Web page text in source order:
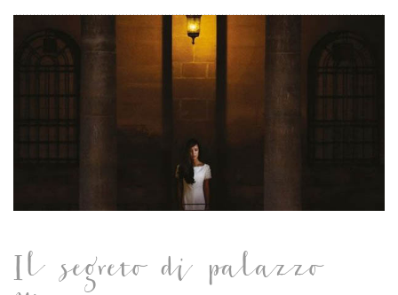
Il segreto di palazzo